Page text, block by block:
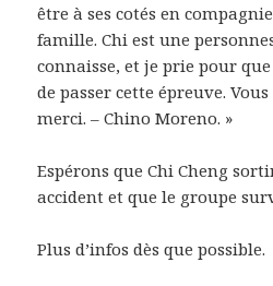
être à ses cotés en
famille. Chi est une
connaisse, et je prie pour
de passer cette épreuve.
merci. – Chino Moreno. »
Espérons que Chi Cheng
accident et que le groupe
Plus d’infos dès que possible.